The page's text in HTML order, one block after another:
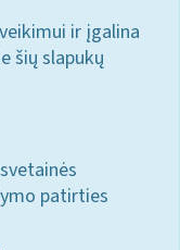
ir įgalina
šių slapukų
patirties